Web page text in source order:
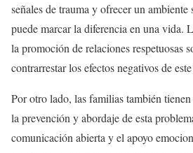
señales de trauma y ofrecer un
puede marcar la diferencia en una vida.
la promoción de relaciones respetuosas
contrarrestar los efectos negativos de
Por otro lado, las familias también
la prevención y abordaje de esta
comunicación abierta y el apoyo